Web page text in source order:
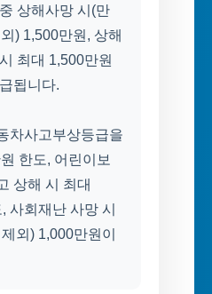
상해사망 시(만
) 1,500만원, 상해
최대 1,500만원
됩니다.
차사고부상등급을
한도, 어린이보
상해 시 최대
사회재난 사망 시
외) 1,000만원이